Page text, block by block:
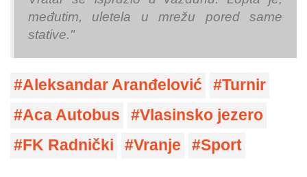
međutim, uletela u mrežu pored same
stative."
Aleksandar Aranđelović
Turnir
Aca Autobus
Vlasinsko jezero
FK Radnički
Vranje Sport